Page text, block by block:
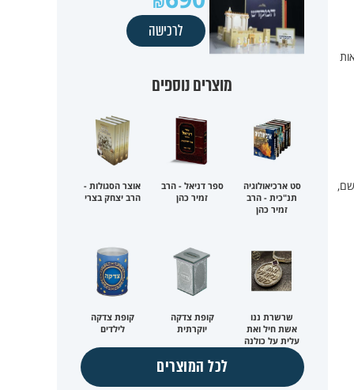
שם,
לרכישה
מוצרים נוספים
סט ארכיאולוגיה
תנ"כית - הרב
זמיר כהן
ספר דניאל - הרב
זמיר כהן
אוצר הסגולות -
הרב יצחק בצרי
שרשרת ננו
אשת חיל ואת
עלית על כולנה
קופת צדקה
יוקרתית
קופת צדקה
לילדים
לכל המוצרים